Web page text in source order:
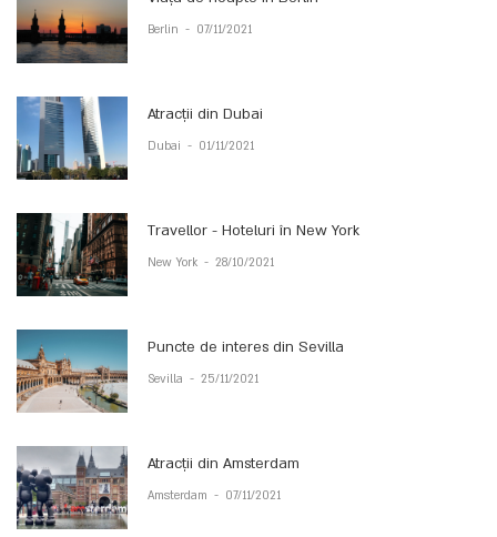
Berlin - 07/11/2021
Atracții din Dubai
Dubai - 01/11/2021
Travellor - Hoteluri în New York
New York - 28/10/2021
Puncte de interes din Sevilla
Sevilla - 25/11/2021
Atracții din Amsterdam
Amsterdam - 07/11/2021